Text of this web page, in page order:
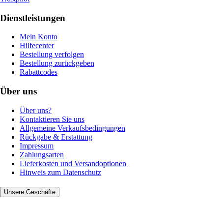
Dienstleistungen
Mein Konto
Hilfecenter
Bestellung verfolgen
Bestellung zurückgeben
Rabattcodes
Über uns
Über uns?
Kontaktieren Sie uns
Allgemeine Verkaufsbedingungen
Rückgabe & Erstattung
Impressum
Zahlungsarten
Lieferkosten und Versandoptionen
Hinweis zum Datenschutz
Unsere Geschäfte